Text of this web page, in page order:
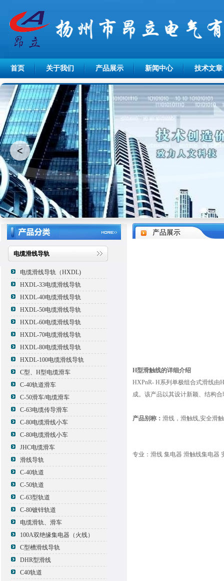
首页 关于我们 产品展示 新闻中心 技术文章
<
电缆滑线导轨
电缆滑线导轨（HXDL)
HXDL-33电缆滑线导轨
HXDL-40电缆滑线导轨
HXDL-50电缆滑线导轨
HXDL-60电缆滑线导轨
HXDL-70电缆滑线导轨
HXDL-80电缆滑线导轨
HXDL-100电缆滑线导轨
C型、H型电缆滑车
C-40轨道滑车
C-50滑车/电缆滑车
C-63电缆传导滑车
C-80电缆滑线小车
C-80电缆滑线小车
JHC电缆滑车
滑线导轨
C-40轨道
C-50轨道
C-63型轨道
C-80镀锌轨道
电缆滑轨、滑车
100A双绝缘集电器（火线）
C型槽滑线导轨
DHR型滑线
C40轨道
产品展示
H型滑触线的详细介绍
HXPnR- H系列单极组合式滑线由
成。该产品以其设计新颖、结构
产品别称： 滑线，滑触线,安全滑
专业：滑线 集电器 滑触线集电器